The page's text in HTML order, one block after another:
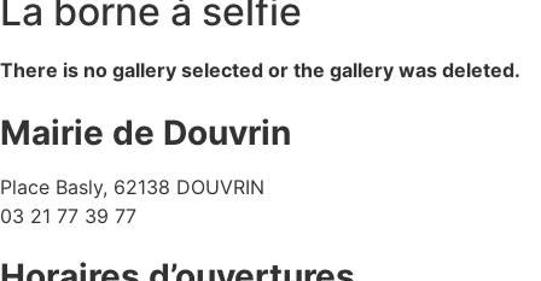
La borne à selfie
There is no gallery selected or the gallery was deleted.
Mairie de Douvrin
Place Basly, 62138 DOUVRIN
03 21 77 39 77